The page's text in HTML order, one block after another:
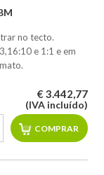
no tecto.
e 1:1 e em
€ 3.442,77
(IVA incluído)